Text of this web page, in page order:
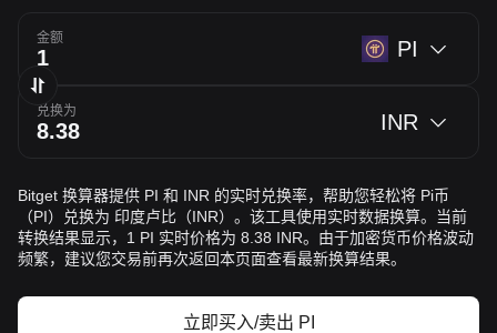
金额 PI
兑换为 INR
Bitget 换算器提供 PI 和 INR 的实时兑换率，帮助您轻松将 Pi币
（PI）兑换为 印度卢比（INR）。该工具使用实时数据换算。当前
转换结果显示，1 PI 实时价格为 8.38 INR。由于加密货币价格波动
频繁，建议您交易前再次返回本页面查看最新换算结果。
立即买入/卖出 PI